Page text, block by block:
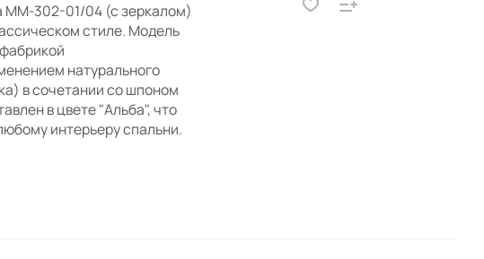
302-01/04 (с зеркалом)
стиле. Модель
натурального
в сочетании со шпоном
в цвете "Альба", что
интерьеру спальни.